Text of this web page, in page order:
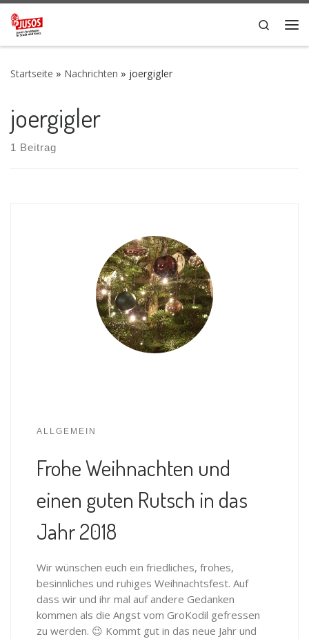
Zum Inhalt springen
Search
Startseite » Nachrichten » joergigler
joergigler
1 Beitrag
ALLGEMEIN
Frohe Weihnachten und
einen guten Rutsch in das
Jahr 2018
Wir wünschen euch ein friedliches, frohes,
besinnliches und ruhiges Weihnachtsfest. Auf
dass wir und ihr mal auf andere Gedanken
kommen als die Angst vom GroKodil gefressen
zu werden. 😉 Kommt gut in das neue Jahr und